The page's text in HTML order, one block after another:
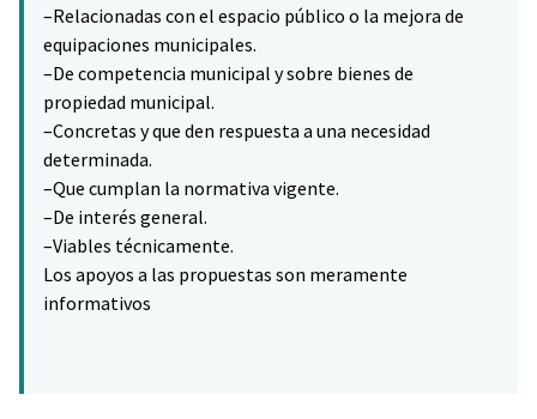
–Relacionadas con el espacio público o la mejora de
equipaciones municipales.
–De competencia municipal y sobre bienes de
propiedad municipal.
–Concretas y que den respuesta a una necesidad
determinada.
–Que cumplan la normativa vigente.
–De interés general.
–Viables técnicamente.
Los apoyos a las propuestas son meramente
informativos